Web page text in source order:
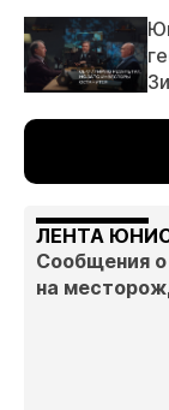
ЛЕНТА
Сообщения о
на